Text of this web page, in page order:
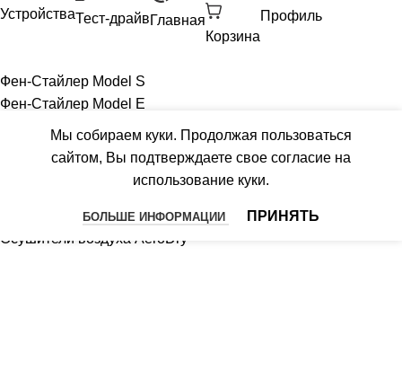
Мы собираем куки. Продолжая пользоваться
сайтом, Вы подтверждаете свое согласие на
использование куки.
БОЛЬШЕ ИНФОРМАЦИИ ПРИНЯТЬ
УстройстваТест-драйвГлавная
Корзина
Профиль
Фен-Стайлер Model S
Фен-Стайлер Model E
Фен-Выпрямитель Model Q
Пылесосы MultiClick PRO
Гибридный комплекс AirCreator
Осушители воздуха AeroDry